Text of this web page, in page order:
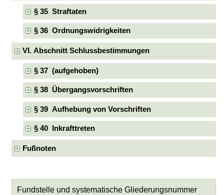
§ 35 Straftaten
§ 36 Ordnungswidrigkeiten
VI. Abschnitt Schlussbestimmungen
§ 37 (aufgehoben)
§ 38 Übergangsvorschriften
§ 39 Aufhebung von Vorschriften
§ 40 Inkrafttreten
Fußnoten
Fundstelle und systematische Gliederungsnummer